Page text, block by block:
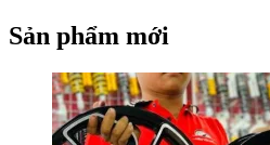
Sản phẩm mới